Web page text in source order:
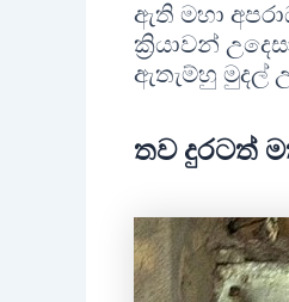
ඇති මහා
ක්‍රියාවන්
ඇතැම්හු මුදල්
තව දුරටත්